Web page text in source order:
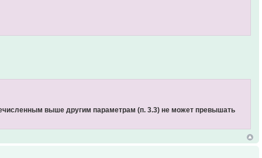
выше другим параметрам (п. 3.3) не может превышать